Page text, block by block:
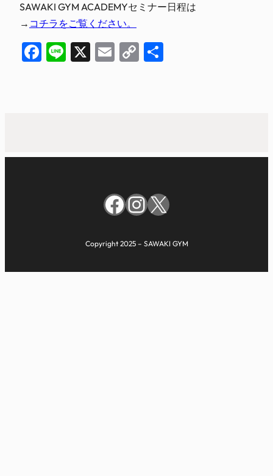
SAWAKI GYM ACADEMYセミナー日程は
→ コチラをご覧ください。
Facebook
Line
X EmailCopy
Facebook
Instagram
X
Copyright 2025 – SAWAKI GYM